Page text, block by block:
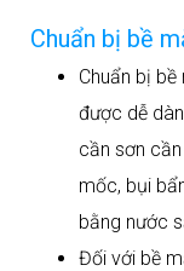
Chuẩn bị bề
Chuẩn bị
được dễ
cần sơn
mốc, bụi
bằng nước
Đối với bề